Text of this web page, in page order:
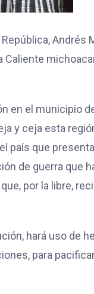
Andrés
en el municipio
y ceja esta
país que
de guerra que
por la libre,
hará uso de
para